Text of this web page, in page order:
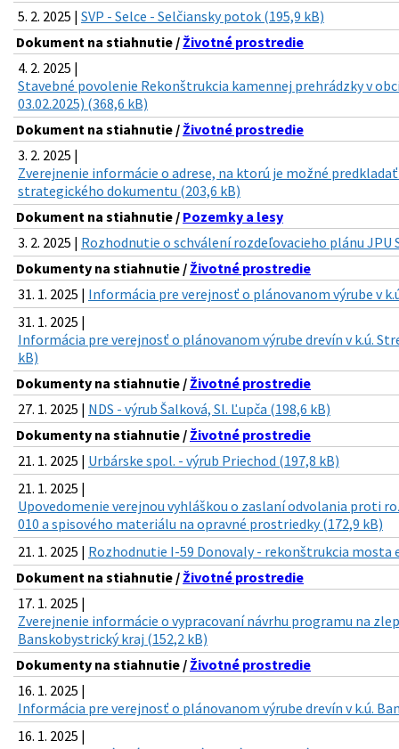
5. 2. 2025 | SVP - Selce - Selčiansky potok (195,9 kB)
Dokument na stiahnutie / Životné prostredie
4. 2. 2025 |
Stavebné povolenie Rekonštrukcia kamennej prehrádzky v
03.02.2025) (368,6 kB)
Dokument na stiahnutie / Životné prostredie
3. 2. 2025 |
Zverejnenie informácie o adrese, na ktorú je možné
strategického dokumentu (203,6 kB)
Dokument na stiahnutie / Pozemky a lesy
3. 2. 2025 | Rozhodnutie o schválení rozdeľovacieho plánu JPU
Dokumenty na stiahnutie / Životné prostredie
31. 1. 2025 | Informácia pre verejnosť o plánovanom výrube v
31. 1. 2025 |
Informácia pre verejnosť o plánovanom výrube drevín v k.ú.
kB)
Dokumenty na stiahnutie / Životné prostredie
27. 1. 2025 | NDS - výrub Šalková, Sl. Ľupča (198,6 kB)
Dokumenty na stiahnutie / Životné prostredie
21. 1. 2025 | Urbárske spol. - výrub Priechod (197,8 kB)
21. 1. 2025 |
Upovedomenie verejnou vyhláškou o zaslaní odvolania proti
010 a spisového materiálu na opravné prostriedky (172,9 kB)
21. 1. 2025 | Rozhodnutie I-59 Donovaly - rekonštrukcia mosta
Dokument na stiahnutie / Životné prostredie
17. 1. 2025 |
Zverejnenie informácie o vypracovaní návrhu programu na
Banskobystrický kraj (152,2 kB)
Dokumenty na stiahnutie / Životné prostredie
16. 1. 2025 |
Informácia pre verejnosť o plánovanom výrube drevín v k.ú.
16. 1. 2025 |